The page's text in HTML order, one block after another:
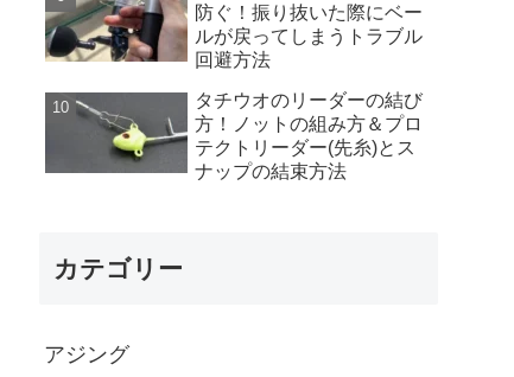
防ぐ！振り抜いた際にベー
ルが戻ってしまうトラブル
回避方法
タチウオのリーダーの結び
方！ノットの組み方＆プロ
テクトリーダー(先糸)とス
ナップの結束方法
カテゴリー
アジング